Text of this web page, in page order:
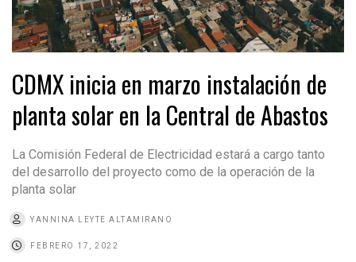
CDMX inicia en marzo instalación de
planta solar en la Central de Abastos
La Comisión Federal de Electricidad estará a cargo tanto
del desarrollo del proyecto como de la operación de la
planta solar
YANNINA LEYTE ALTAMIRANO
FEBRERO 17, 2022